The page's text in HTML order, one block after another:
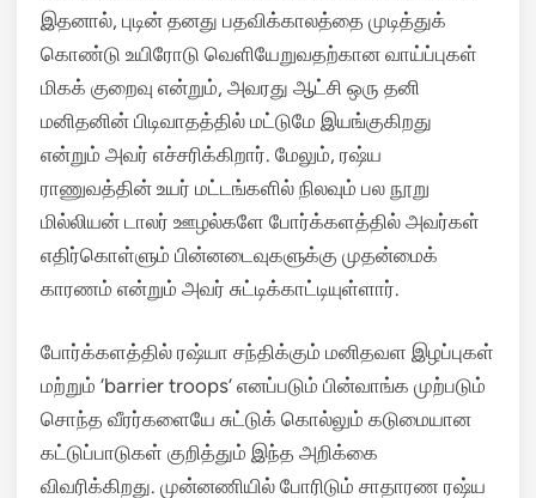
இதனால், புடின் தனது பதவிக்காலத்தை முடித்துக்
கொண்டு உயிரோடு வெளியேறுவதற்கான வாய்ப்புகள்
மிகக் குறைவு என்றும், அவரது ஆட்சி ஒரு தனி
மனிதனின் பிடிவாதத்தில் மட்டுமே இயங்குகிறது
என்றும் அவர் எச்சரிக்கிறார். மேலும், ரஷ்ய
ராணுவத்தின் உயர் மட்டங்களில் நிலவும் பல நூறு
மில்லியன் டாலர் ஊழல்களே போர்க்களத்தில் அவர்கள்
எதிர்கொள்ளும் பின்னடைவுகளுக்கு முதன்மைக்
காரணம் என்றும் அவர் சுட்டிக்காட்டியுள்ளார்.
போர்க்களத்தில் ரஷ்யா சந்திக்கும் மனிதவள இழப்புகள்
மற்றும் ‘barrier troops’ எனப்படும் பின்வாங்க முற்படும்
சொந்த வீரர்களையே சுட்டுக் கொல்லும் கடுமையான
கட்டுப்பாடுகள் குறித்தும் இந்த அறிக்கை
விவரிக்கிறது. முன்னணியில் போரிடும் சாதாரண ரஷ்ய